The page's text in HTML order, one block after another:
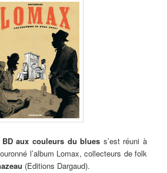
aux couleurs du blues s’est réuni à
l’album Lomax, collecteurs de folk
(Editions Dargaud).